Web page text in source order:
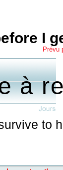
I
Prévu
à
to